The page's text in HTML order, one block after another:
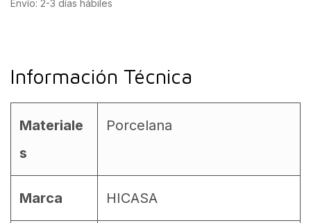
Envío: 2-3 días hábiles
Información Técnica
Materiale
s
Porcelana
Marca HICASA